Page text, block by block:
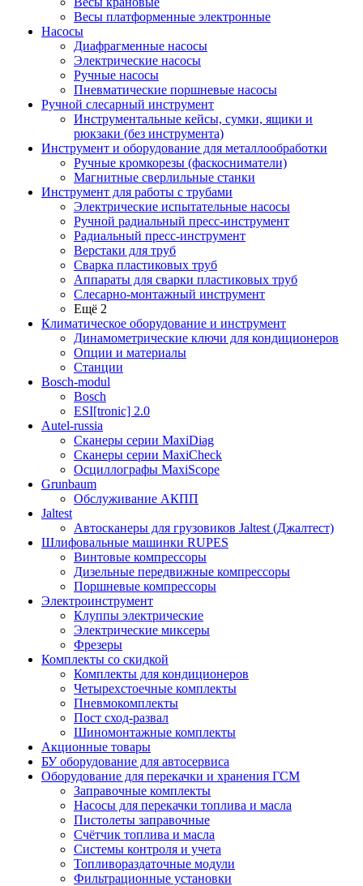
Весы платформенные электронные
Насосы
Диафрагменные насосы
Электрические насосы
Ручные насосы
Пневматические поршневые насосы
Ручной слесарный инструмент
Инструментальные кейсы, сумки, ящики и
рюкзаки (без инструмента)
Инструмент и оборудование для металлообработки
Ручные кромкорезы (фаскосниматели)
Магнитные сверлильные станки
Инструмент для работы с трубами
Электрические испытательные насосы
Ручной радиальный пресс-инструмент
Радиальный пресс-инструмент
Верстаки для труб
Сварка пластиковых труб
Аппараты для сварки пластиковых труб
Слесарно-монтажный инструмент
Ещё 2
Климатическое оборудование и инструмент
Динамометрические ключи для кондиционеров
Опции и материалы
Станции
Bosch-modul
Bosch
ESI[tronic] 2.0
Autel-russia
Сканеры серии MaxiDiag
Сканеры серии MaxiCheck
Осциллографы MaxiScope
Grunbaum
Обслуживание АКПП
Jaltest
Автосканеры для грузовиков Jaltest (Джалтест)
Шлифовальные машинки RUPES
Винтовые компрессоры
Дизельные передвижные компрессоры
Поршневые компрессоры
Электроинструмент
Клуппы электрические
Электрические миксеры
Фрезеры
Комплекты со скидкой
Комплекты для кондиционеров
Четырехстоечные комплекты
Пневмокомплекты
Пост сход-развал
Шиномонтажные комплекты
Акционные товары
БУ оборудование для автосервиса
Оборудование для перекачки и хранения ГСМ
Заправочные комплекты
Насосы для перекачки топлива и масла
Пистолеты заправочные
Счётчик топлива и масла
Системы контроля и учета
Топливораздаточные модули
Фильтрационные установки